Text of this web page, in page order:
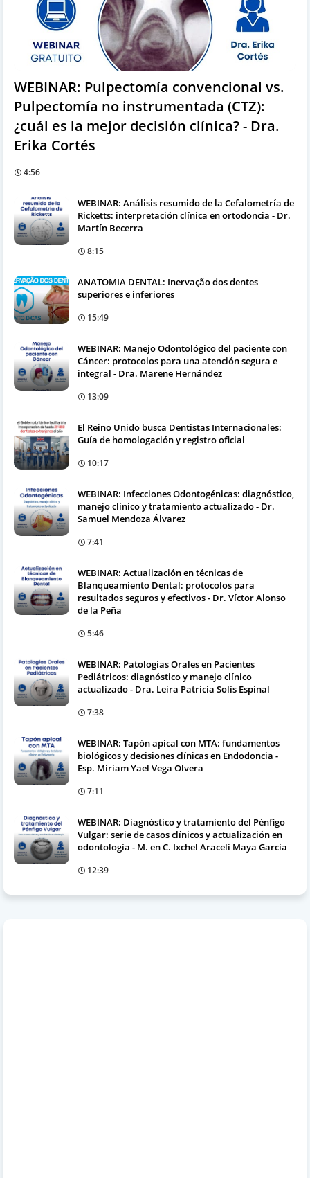
WEBINAR: Pulpectomía convencional vs.
Pulpectomía no instrumentada (CTZ):
¿cuál es la mejor decisión clínica? - Dra.
Erika Cortés
4:56
WEBINAR: Análisis resumido de la Cefalometría de
Ricketts: interpretación clínica en ortodoncia - Dr.
Martín Becerra
8:15
ANATOMIA DENTAL: Inervação dos dentes
superiores e inferiores
15:49
WEBINAR: Manejo Odontológico del paciente con
Cáncer: protocolos para una atención segura e
integral - Dra. Marene Hernández
13:09
El Reino Unido busca Dentistas Internacionales:
Guía de homologación y registro oficial
10:17
WEBINAR: Infecciones Odontogénicas: diagnóstico,
manejo clínico y tratamiento actualizado - Dr.
Samuel Mendoza Álvarez
7:41
WEBINAR: Actualización en técnicas de
Blanqueamiento Dental: protocolos para
resultados seguros y efectivos - Dr. Víctor Alonso
de la Peña
5:46
WEBINAR: Patologías Orales en Pacientes
Pediátricos: diagnóstico y manejo clínico
actualizado - Dra. Leira Patricia Solís Espinal
7:38
WEBINAR: Tapón apical con MTA: fundamentos
biológicos y decisiones clínicas en Endodoncia -
Esp. Miriam Yael Vega Olvera
7:11
WEBINAR: Diagnóstico y tratamiento del Pénfigo
Vulgar: serie de casos clínicos y actualización en
odontología - M. en C. Ixchel Araceli Maya García
12:39